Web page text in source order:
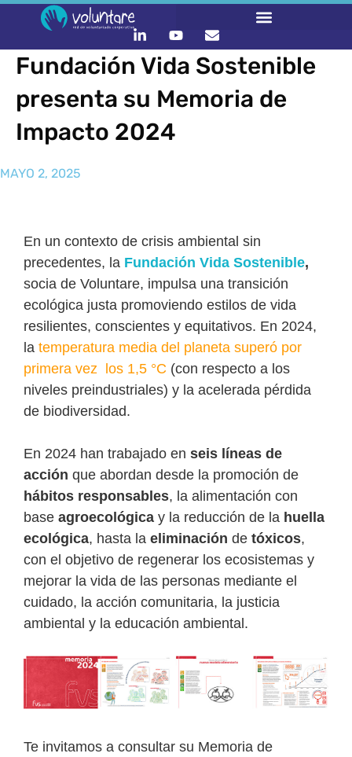
Fundación Vida Sostenible
presenta su Memoria de
Impacto 2024
MAYO 2, 2025
En un contexto de crisis ambiental sin
precedentes, la Fundación Vida Sostenible,
socia de Voluntare, impulsa una transición
ecológica justa promoviendo estilos de vida
resilientes, conscientes y equitativos. En 2024,
la temperatura media del planeta superó por
primera vez los 1,5 °C (con respecto a los
niveles preindustriales) y la acelerada pérdida
de biodiversidad.
En 2024 han trabajado en seis líneas de
acción que abordan desde la promoción de
hábitos responsables, la alimentación con
base agroecológica y la reducción de la huella
ecológica, hasta la eliminación de tóxicos,
con el objetivo de regenerar los ecosistemas y
mejorar la vida de las personas mediante el
cuidado, la acción comunitaria, la justicia
ambiental y la educación ambiental.
Te invitamos a consultar su Memoria de